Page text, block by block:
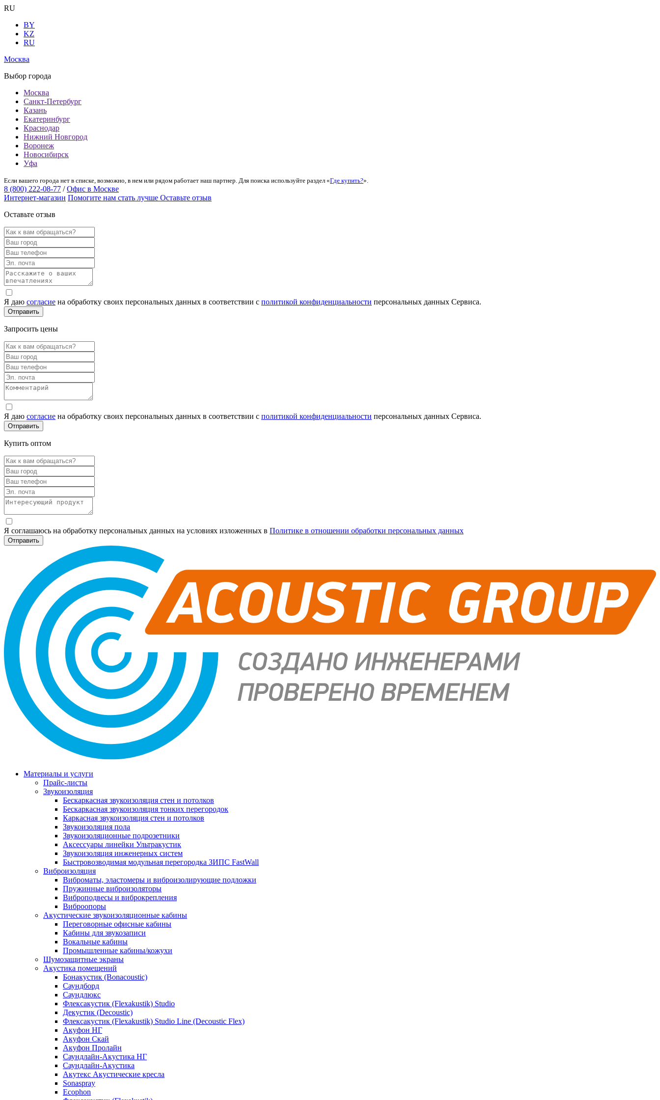
RU
BY
KZ
RU
Москва
Выбор города
Москва
Санкт-Петербург
Казань
Екатеринбург
Краснодар
Нижний Новгород
Воронеж
Новосибирск
Уфа
Если вашего города нет в списке, возможно, в нем или рядом работает наш партнер. Для поиска используйте раздел «Где купить?».
8 (800) 222-08-77 / Офис в Москве
Интернет-магазин Помогите нам стать лучше Оставьте отзыв
Оставьте отзыв
Я даю согласие на обработку своих персональных данных в соответствии с политикой конфиденциальности персональных данных Сервиса.
Запросить цены
Я даю согласие на обработку своих персональных данных в соответствии с политикой конфиденциальности персональных данных Сервиса.
Купить оптом
Я соглашаюсь на обработку персональных данных на условиях изложенных в Политике в отношении обработки персональных данных
Материалы и услуги
Прайс-листы
Звукоизоляция
Бескаркасная звукоизоляция стен и потолков
Бескаркасная звукоизоляция тонких перегородок
Каркасная звукоизоляция стен и потолков
Звукоизоляция пола
Звукоизоляционные подрозетники
Аксессуары линейки Ультракустик
Звукоизоляция инженерных систем
Быстровозводимая модульная перегородка ЗИПС FastWall
Виброизоляция
Виброматы, эластомеры и виброизолирующие подложки
Пружинные виброизоляторы
Виброподвесы и виброкрепления
Виброопоры
Акустические звукоизоляционные кабины
Переговорные офисные кабины
Кабины для звукозаписи
Вокальные кабины
Промышленные кабины/кожухи
Шумозащитные экраны
Акустика помещений
Бонакустик (Bonacoustic)
Саундборд
Саундлюкс
Флексакустик (Flexakustik) Studio
Декустик (Decoustic)
Флексакустик (Flexakustik) Studio Line (Decoustic Flex)
Акуфон НГ
Акуфон Скай
Акуфон Пролайн
Саундлайн-Акустика НГ
Саундлайн-Акустика
Акутекс Акустические кресла
Sonaspray
Ecophon